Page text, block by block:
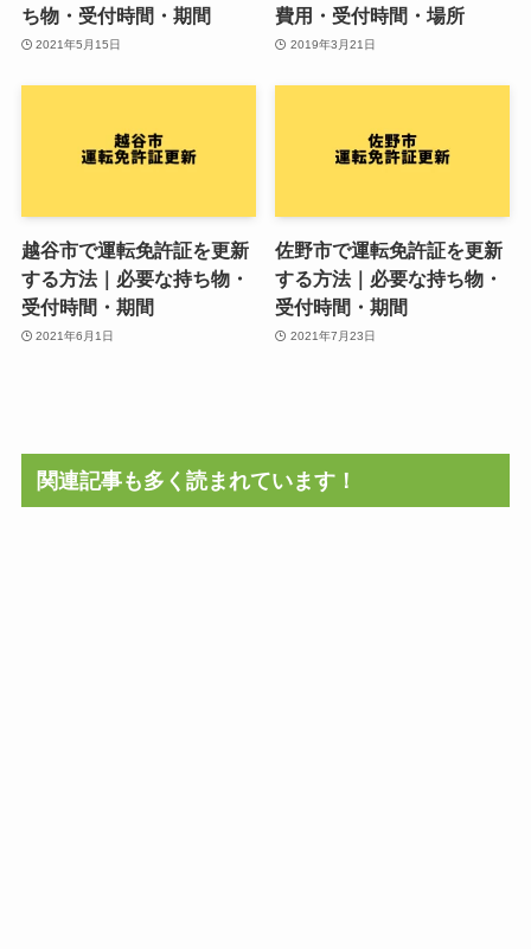
ち物・受付時間・期間
2021年5月15日
費用・受付時間・場所
2019年3月21日
越谷市で運転免許証を更新
する方法｜必要な持ち物・
受付時間・期間
2021年6月1日
佐野市で運転免許証を更新
する方法｜必要な持ち物・
受付時間・期間
2021年7月23日
関連記事も多く読まれています！